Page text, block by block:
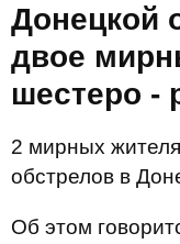
Донецкой
двое
шестеро -
2 мирных
обстрелов в
Об этом